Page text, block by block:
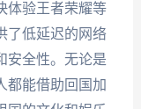
体验王者荣耀等
了低延迟的网络
安全性。无论是
都能借助回国加